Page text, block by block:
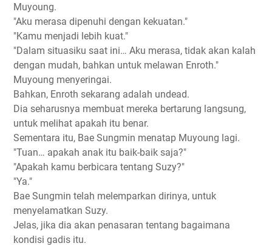
Muyoung.
"Aku merasa dipenuhi dengan kekuatan."
"Kamu menjadi lebih kuat."
"Dalam situasiku saat ini… Aku merasa, tidak akan kalah
dengan mudah, bahkan untuk melawan Enroth."
Muyoung menyeringai.
Bahkan, Enroth sekarang adalah undead.
Dia seharusnya membuat mereka bertarung langsung,
untuk melihat apakah itu benar.
Sementara itu, Bae Sungmin menatap Muyoung lagi.
"Tuan… apakah anak itu baik-baik saja?"
"Apakah kamu berbicara tentang Suzy?"
"Ya."
Bae Sungmin telah melemparkan dirinya, untuk
menyelamatkan Suzy.
Jelas, jika dia akan penasaran tentang bagaimana
kondisi gadis itu.